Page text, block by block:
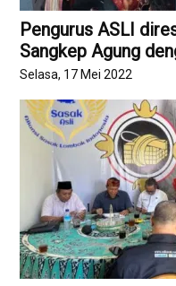
Pengurus ASLI
Sangkep Agung
Selasa, 17 Mei 2022